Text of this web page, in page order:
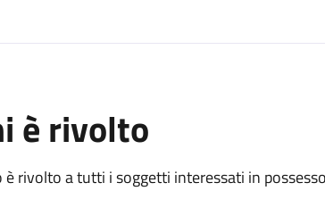
è rivolto
è rivolto a tutti i soggetti interessati in